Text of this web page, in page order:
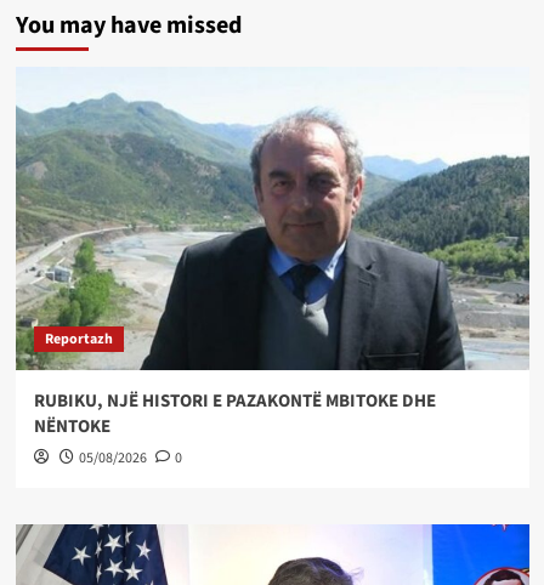
You may have missed
Reportazh
RUBIKU, NJË HISTORI E PAZAKONTË MBITOKE DHE
NËNTOKE
05/08/2026 0